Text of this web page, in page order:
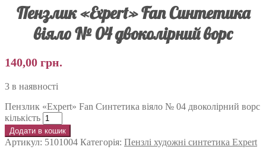
Пензлик «Expert» Fan Синтетика
віяло № 04 двоколірний ворс
140,00 грн.
3 в наявності
Пензлик «Expert» Fan Синтетика віяло № 04 двоколірний ворс
кількість
Додати в кошик
Артикул: 5101004 Категорія: Пензлі художні синтетика Expert